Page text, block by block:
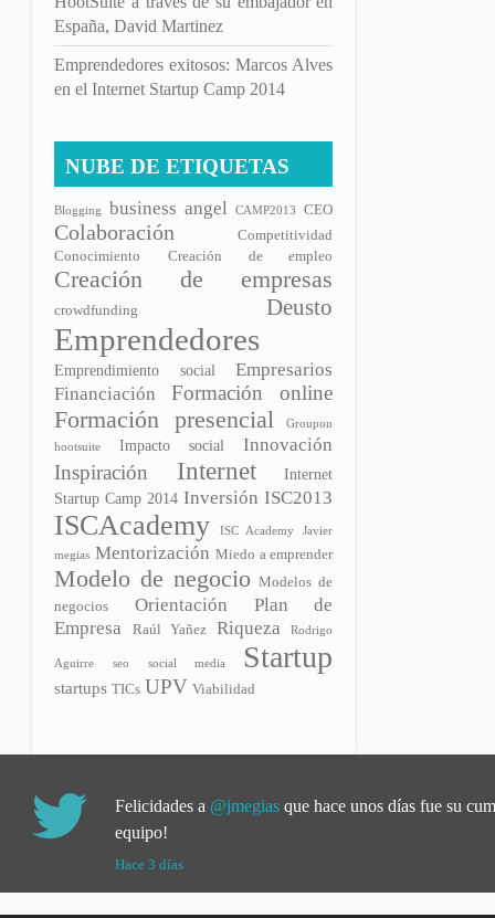
España, David Martinez
Emprendedores exitosos: Marcos Alves
en el Internet Startup Camp 2014
NUBE DE ETIQUETAS
Blogging business angel CAMP2013 CEO
Colaboración
Competitividad
Conocimiento
Creación de empleo
Creación de empresas
crowdfunding Deusto
Emprendedores
Emprendimiento social Empresarios
Financiación Formación online
Formación presencial
Groupon
hootsuite
Impacto social Innovación
Inspiración Internet
Internet
Startup Camp 2014 Inversión ISC2013
ISCAcademy ISC Academy
Javier
megias Mentorización Miedo a emprender
Modelo de negocio
Modelos de
negocios
Orientación
Plan de
Empresa
Raúl Yañez Riqueza Rodrigo
Aguirre seo social media Startup
startups TICs UPV Viabilidad
Felicidades a @jmegias que hace unos días fue su
equipo!
Hace 3 días